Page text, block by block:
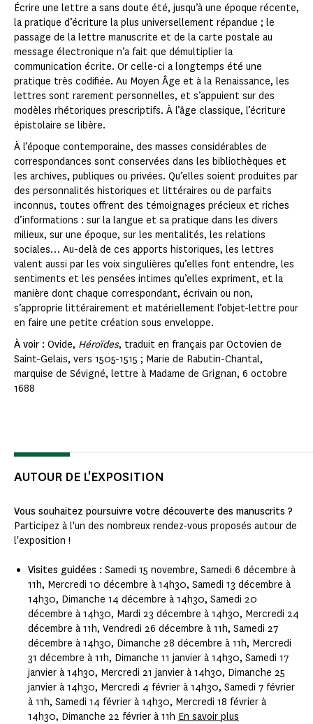
Écrire une lettre a sans doute été, jusqu’à une époque récente,
la pratique d’écriture la plus universellement répandue ; le
passage de la lettre manuscrite et de la carte postale au
message électronique n’a fait que démultiplier la
communication écrite. Or celle-ci a longtemps été une
pratique très codifiée. Au Moyen Âge et à la Renaissance, les
lettres sont rarement personnelles, et s’appuient sur des
modèles rhétoriques prescriptifs. À l’âge classique, l’écriture
épistolaire se libère.
À l’époque contemporaine, des masses considérables de
correspondances sont conservées dans les bibliothèques et
les archives, publiques ou privées. Qu’elles soient produites par
des personnalités historiques et littéraires ou de parfaits
inconnus, toutes offrent des témoignages précieux et riches
d’informations : sur la langue et sa pratique dans les divers
milieux, sur une époque, sur les mentalités, les relations
sociales… Au-delà de ces apports historiques, les lettres
valent aussi par les voix singulières qu’elles font entendre, les
sentiments et les pensées intimes qu’elles expriment, et la
manière dont chaque correspondant, écrivain ou non,
s’approprie littérairement et matériellement l’objet-lettre pour
en faire une petite création sous enveloppe.
À voir : Ovide, Héroïdes, traduit en français par Octovien de
Saint-Gelais, vers 1505-1515 ; Marie de Rabutin-Chantal,
marquise de Sévigné, lettre à Madame de Grignan, 6 octobre
1688
AUTOUR DE L'EXPOSITION
Vous souhaitez poursuivre votre découverte des manuscrits ?
Participez à l'un des nombreux rendez-vous proposés autour de
l'exposition !
Visites guidées : Samedi 15 novembre, Samedi 6 décembre à
11h, Mercredi 10 décembre à 14h30, Samedi 13 décembre à
14h30, Dimanche 14 décembre à 14h30, Samedi 20
décembre à 14h30, Mardi 23 décembre à 14h30, Mercredi 24
décembre à 11h, Vendredi 26 décembre à 11h, Samedi 27
décembre à 14h30, Dimanche 28 décembre à 11h, Mercredi
31 décembre à 11h, Dimanche 11 janvier à 14h30, Samedi 17
janvier à 14h30, Mercredi 21 janvier à 14h30, Dimanche 25
janvier à 14h30, Mercredi 4 février à 14h30, Samedi 7 février
à 11h, Samedi 14 février à 14h30, Mercredi 18 février à
14h30, Dimanche 22 février à 11h En savoir plus